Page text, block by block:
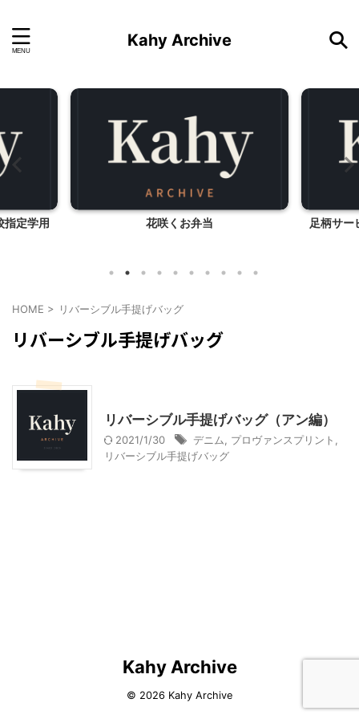
Kahy Archive
指定学用 花咲くお弁当 足柄サー
HOME > リバーシブル手提げバッグ
リバーシブル手提げバッグ
リバーシブル手提げバッグ（アン編）
2021/1/30 デニム プロヴァンスプリント
リバーシブル手提げバッグ
Kahy Archive
© 2026 Kahy Archive